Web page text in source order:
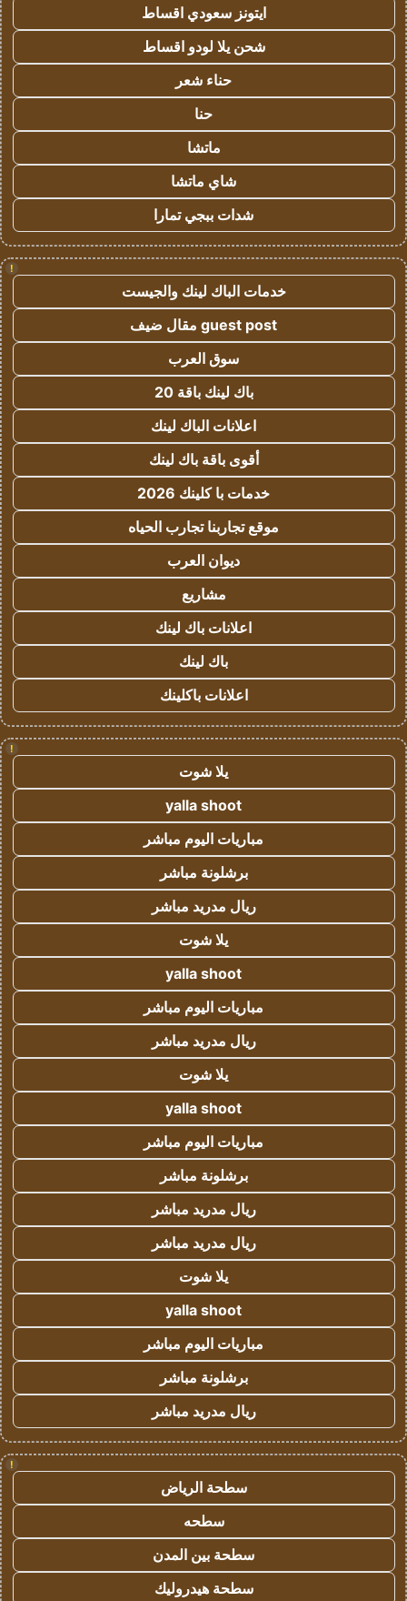
ايتونز سعودي اقساط
شحن يلا لودو اقساط
حناء شعر
حنا
ماتشا
شاي ماتشا
شدات ببجي تمارا
!
خدمات الباك لينك والجيست
guest post مقال ضيف
سوق العرب
باك لينك باقة 20
اعلانات الباك لينك
أقوى باقة باك لينك
خدمات با كلينك 2026
موقع تجاربنا تجارب الحياه
ديوان العرب
مشاريع
اعلانات باك لينك
باك لينك
اعلانات باكلينك
!
يلا شوت
yalla shoot
مباريات اليوم مباشر
برشلونة مباشر
ريال مدريد مباشر
يلا شوت
yalla shoot
مباريات اليوم مباشر
ريال مدريد مباشر
يلا شوت
yalla shoot
مباريات اليوم مباشر
برشلونة مباشر
ريال مدريد مباشر
ريال مدريد مباشر
يلا شوت
yalla shoot
مباريات اليوم مباشر
برشلونة مباشر
ريال مدريد مباشر
!
سطحة الرياض
سطحه
سطحة بين المدن
سطحة هيدروليك